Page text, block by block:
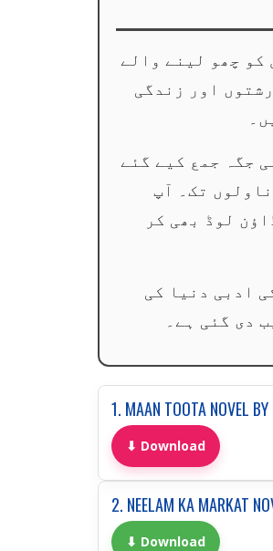
کو چھو لینے والے
اور زندگی
جگہ جمع کیے گئے
تک۔ آپ
لوڈ بھی کر
ادبی دنیا کی
دی گئی ہے۔
1. MAAN TOOTA NOVEL
⬇ Download
2. NEELAM KA MARKAT
⬇ Download